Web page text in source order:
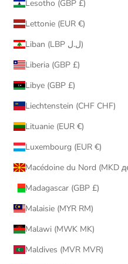
Lesotho (GBP £)
Lettonie (EUR €)
Liban (LBP ل.ل)
Liberia (GBP £)
Libye (GBP £)
Liechtenstein (CHF CHF)
Lituanie (EUR €)
Luxembourg (EUR €)
Macédoine du Nord (MKD
Madagascar (GBP £)
Malaisie (MYR RM)
Malawi (MWK MK)
Maldives (MVR MVR)